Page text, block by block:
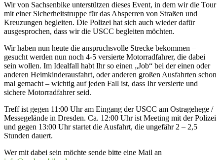
Wir von Sachsenbike unterstützen dieses Event, in dem wir die Tour
mit einer Sicherheitstruppe für das Absperren von Straßen und
Kreuzungen begleiten. Die Polizei hat sich auch wieder dafür
ausgesprochen, dass wir die USCC begleiten möchten.
Wir haben nun heute die anspruchsvolle Strecke bekommen –
gesucht werden nun noch 4-5 versierte Motorradfahrer, die dabei
sein wollen. Im Idealfall habt Ihr so einen „Job“ bei der einen oder
anderen Heimkinderausfahrt, oder anderen großen Ausfahrten schon
mal gemacht – wichtig auf jeden Fall ist, dass Ihr versierte und
sichere Motorradfahrer seid.
Treff ist gegen 11:00 Uhr am Eingang der USCC am Ostragehege /
Messegelände in Dresden. Ca. 12:00 Uhr ist Meeting mit der Polizei
und gegen 13:00 Uhr startet die Ausfahrt, die ungefähr 2 – 2,5
Stunden dauert.
Wer mit dabei sein möchte sende bitte eine Mail an